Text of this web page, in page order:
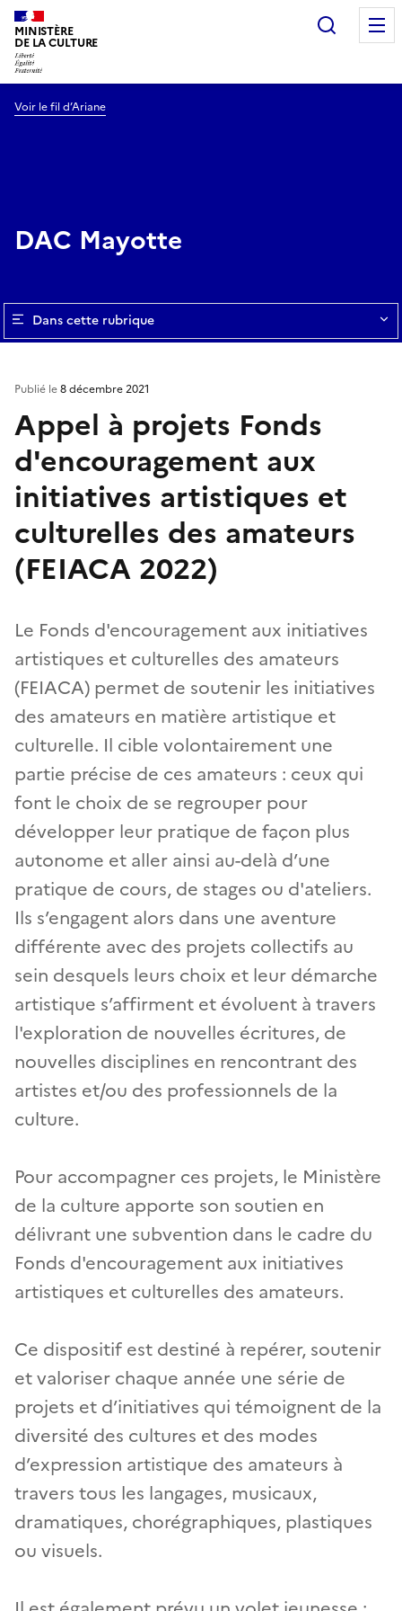
MINISTÈRE
DE LA CULTURE
Voir le fil d’Ariane
DAC Mayotte
Dans cette rubrique
Appel à projets Fonds
d'encouragement aux
initiatives artistiques et
culturelles des amateurs
(FEIACA 2022)
Le Fonds d'encouragement aux initiatives
artistiques et culturelles des amateurs
(FEIACA) permet de soutenir les initiatives
des amateurs en matière artistique et
culturelle. Il cible volontairement une
partie précise de ces amateurs : ceux qui
font le choix de se regrouper pour
développer leur pratique de façon plus
autonome et aller ainsi au-delà d’une
pratique de cours, de stages ou d'ateliers.
Ils s’engagent alors dans une aventure
différente avec des projets collectifs au
sein desquels leurs choix et leur démarche
artistique s’affirment et évoluent à travers
l'exploration de nouvelles écritures, de
nouvelles disciplines en rencontrant des
artistes et/ou des professionnels de la
culture.
Pour accompagner ces projets, le Ministère
de la culture apporte son soutien en
délivrant une subvention dans le cadre du
Fonds d'encouragement aux initiatives
artistiques et culturelles des amateurs.
Ce dispositif est destiné à repérer, soutenir
et valoriser chaque année une série de
projets et d’initiatives qui témoignent de la
diversité des cultures et des modes
d’expression artistique des amateurs à
travers tous les langages, musicaux,
dramatiques, chorégraphiques, plastiques
ou visuels.
Publié le8 décembre 2021